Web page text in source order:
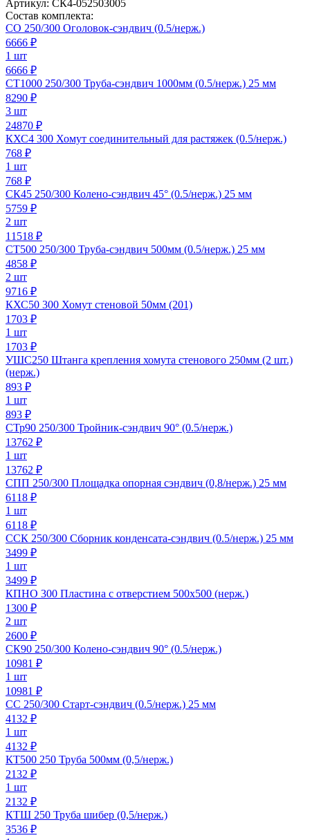
Артикул: СК4-052503005
Состав комплекта:
СО 250/300 Оголовок-сэндвич (0.5/нерж.)
6666 ₽
1 шт
6666 ₽
СТ1000 250/300 Труба-сэндвич 1000мм (0.5/нерж.) 25 мм
8290 ₽
3 шт
24870 ₽
КХС4 300 Хомут соединительный для растяжек (0.5/нерж.)
768 ₽
1 шт
768 ₽
СК45 250/300 Колено-сэндвич 45° (0.5/нерж.) 25 мм
5759 ₽
2 шт
11518 ₽
СТ500 250/300 Труба-сэндвич 500мм (0.5/нерж.) 25 мм
4858 ₽
2 шт
9716 ₽
КХС50 300 Хомут стеновой 50мм (201)
1703 ₽
1 шт
1703 ₽
УШС250 Штанга крепления хомута стенового 250мм (2 шт.)
(нерж.)
893 ₽
1 шт
893 ₽
СТр90 250/300 Тройник-сэндвич 90° (0.5/нерж.)
13762 ₽
1 шт
13762 ₽
СПП 250/300 Площадка опорная сэндвич (0,8/нерж.) 25 мм
6118 ₽
1 шт
6118 ₽
ССК 250/300 Сборник конденсата-сэндвич (0.5/нерж.) 25 мм
3499 ₽
1 шт
3499 ₽
КПНО 300 Пластина с отверстием 500х500 (нерж.)
1300 ₽
2 шт
2600 ₽
СК90 250/300 Колено-сэндвич 90° (0.5/нерж.)
10981 ₽
1 шт
10981 ₽
СС 250/300 Старт-сэндвич (0.5/нерж.) 25 мм
4132 ₽
1 шт
4132 ₽
КТ500 250 Труба 500мм (0,5/нерж.)
2132 ₽
1 шт
2132 ₽
КТШ 250 Труба шибер (0,5/нерж.)
3536 ₽